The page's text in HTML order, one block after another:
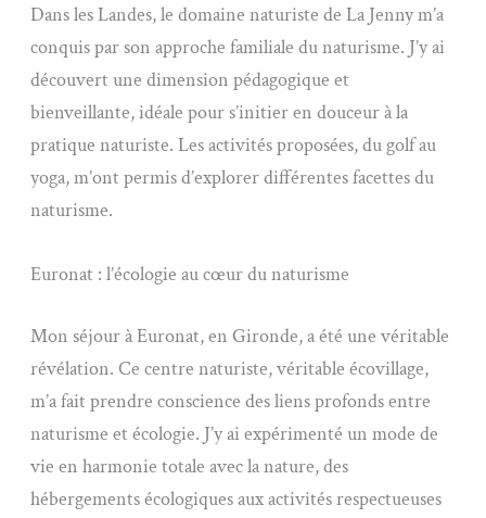
Dans les Landes, le domaine naturiste de La Jenny m’a
conquis par son approche familiale du naturisme. J’y ai
découvert une dimension pédagogique et
bienveillante, idéale pour s’initier en douceur à la
pratique naturiste. Les activités proposées, du golf au
yoga, m’ont permis d’explorer différentes facettes du
naturisme.
Euronat : l’écologie au cœur du naturisme
Mon séjour à Euronat, en Gironde, a été une véritable
révélation. Ce centre naturiste, véritable écovillage,
m’a fait prendre conscience des liens profonds entre
naturisme et écologie. J’y ai expérimenté un mode de
vie en harmonie totale avec la nature, des
hébergements écologiques aux activités respectueuses